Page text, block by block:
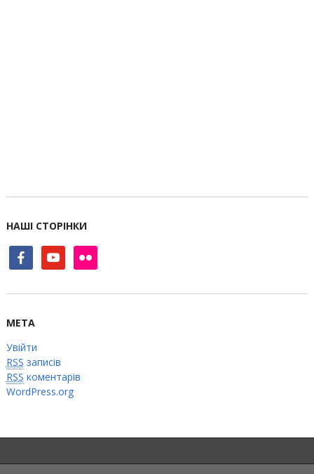
НАШІ СТОРІНКИ
facebookyoutube flickr
МЕТА
Увійти
RSS записів
RSS коментарів
WordPress.org